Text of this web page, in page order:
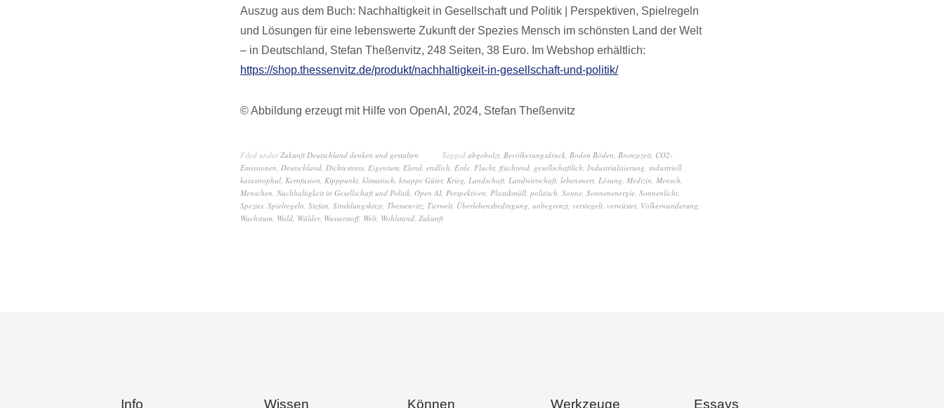
Auszug aus dem Buch: Nachhaltigkeit in Gesellschaft und Politik | Perspektiven, Spielregeln
und Lösungen für eine lebenswerte Zukunft der Spezies Mensch im schönsten Land der Welt
– in Deutschland, Stefan Theßenvitz, 248 Seiten, 38 Euro. Im Webshop erhältlich:
https://shop.thessenvitz.de/produkt/nachhaltigkeit-in-gesellschaft-und-politik/
© Abbildung erzeugt mit Hilfe von OpenAI, 2024, Stefan Theßenvitz
Filed underZukunft Deutschland denken und gestalten Tagged abgeholzt, Bevölkerungsdruck, Boden Böden, Bronzezeit, CO2-
Emissionen, Deutschland, Dichtestress, Eigentum, Elend, endlich, Erde, Flucht, flüchtend, gesellschaftlich, Industrialisierung, industriell,
katastrophal, Kernfusion, Kipppunkt, klimatisch, knappe Güter, Krieg, Landschaft, Landwirtschaft, lebenswert, Lösung, Medizin, Mensch,
Menschen, Nachhaltigkeit in Gesellschaft und Politik, Open AI, Perspektiven, Plastikmüll, politisch, Sonne, Sonnenenergie, Sonnenlicht,
Spezies, Spielregeln, Stefan, Strahlungshitze, Thessenvitz, Tierwelt, Überlebensbedingung, unbegrenzt, versiegelt, verwüstet, Völkerwanderung,
Wachstum, Wald, Wälder, Wasserstoff, Welt, Wohlstand, Zukunft
Info Wissen Können Werkzeuge Essays